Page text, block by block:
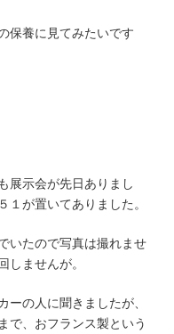
保養に見てみたいです
展示会が先日ありまし
１が置いてありました。
いたので写真は撮れませ
しませんが。
ーの人に聞きましたが、
で、おフランス製という